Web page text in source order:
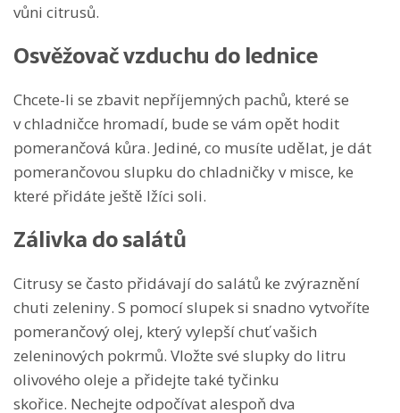
vůni citrusů.
Osvěžovač vzduchu do lednice
Chcete-li se zbavit nepříjemných pachů, které se
v chladničce hromadí, bude se vám opět hodit
pomerančová kůra. Jediné, co musíte udělat, je dát
pomerančovou slupku do chladničky v misce, ke
které přidáte ještě lžíci soli.
Zálivka do salátů
Citrusy se často přidávají do salátů ke zvýraznění
chuti zeleniny. S pomocí slupek si snadno vytvoříte
pomerančový olej, který vylepší chuť vašich
zeleninových pokrmů. Vložte své slupky do litru
olivového oleje a přidejte také tyčinku
skořice. Nechejte odpočívat alespoň dva